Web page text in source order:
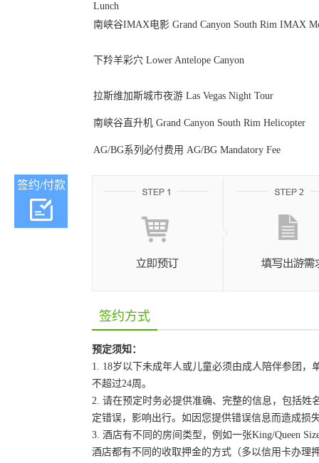
Lunch
南峡谷IMAX电影 Grand Canyon South Rim IMAX
下羚羊彩穴 Lower Antelope Canyon
拉斯维加斯城市夜游 Las Vegas Night Tour
南峡谷直升机 Grand Canyon South Rim Helicopter
AG/BG系列必付费用 AG/BG Mandatory Fee
签约/付款
签约方式
预定须知：
1. 18岁以下未成年人或儿童必须由成人陪伴参团
不超过24周。
2. 请在预定时务必提供准确、完整的信息，包括
定错误，影响出行。如因您提供错误信息而造成损
3. 酒店有不同的房间类型，例如一张King/Queen
酒店都有不同的收取押金的方式（多以信用卡办理